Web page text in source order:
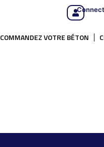
COMMANDEZ VOTRE BÉTON